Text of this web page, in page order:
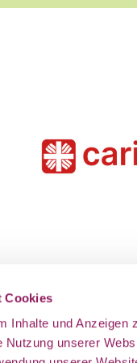
Cookies
Inhalte und
Nutzung unserer